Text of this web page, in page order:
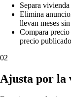
Separa
Elimina
llevan meses
Compara
precio
02
Ajusta por la